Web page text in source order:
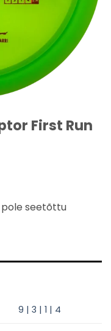
First Run
pole seetõttu
9 | 3 | 1 | 4